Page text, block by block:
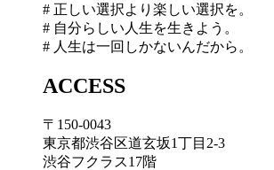
# 正しい選択より楽しい選択を。
# 自分らしい人生を生きよう。
# 人生は一回しかないんだから。
ACCESS
〒150-0043
東京都渋谷区道玄坂1丁目2-3
渋谷フクラス17階